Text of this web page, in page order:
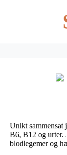
Unikt sammensat
B6, B12 og urter.
blodlegemer og